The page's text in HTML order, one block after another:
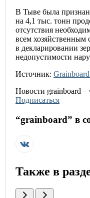
В Тыве была
на 4,1 тыс. тонн
отсутствия
всем
в декларировании
недопустимости
Источник:
Новости grainboard –
Подписаться
“grainboard” в
Также в